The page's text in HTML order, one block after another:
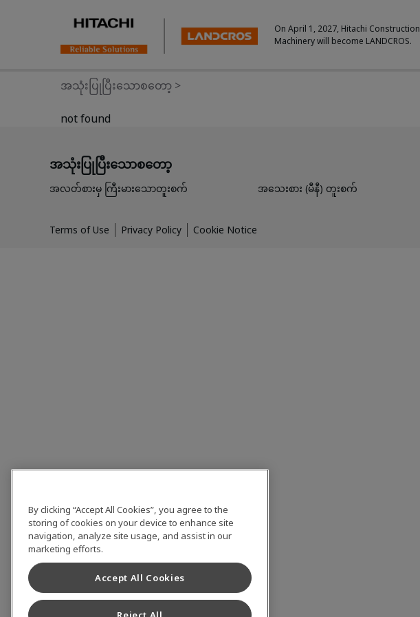
On April 1, 2027, Hitachi Construction
Machinery will become LANDCROS.
အသုံးပြုပြီးသောစတော့ >
not found
အသုံးပြုပြီးသောစတော့
အလတ်စားမှ ကြီးမားသောတူးစက် အသေးစား (မီနီ) တူးစက်
Terms of Use Privacy Policy Cookie Notice
By clicking “Accept All Cookies”, you agree to the
storing of cookies on your device to enhance site
navigation, analyze site usage, and assist in our
marketing efforts.
Accept All Cookies